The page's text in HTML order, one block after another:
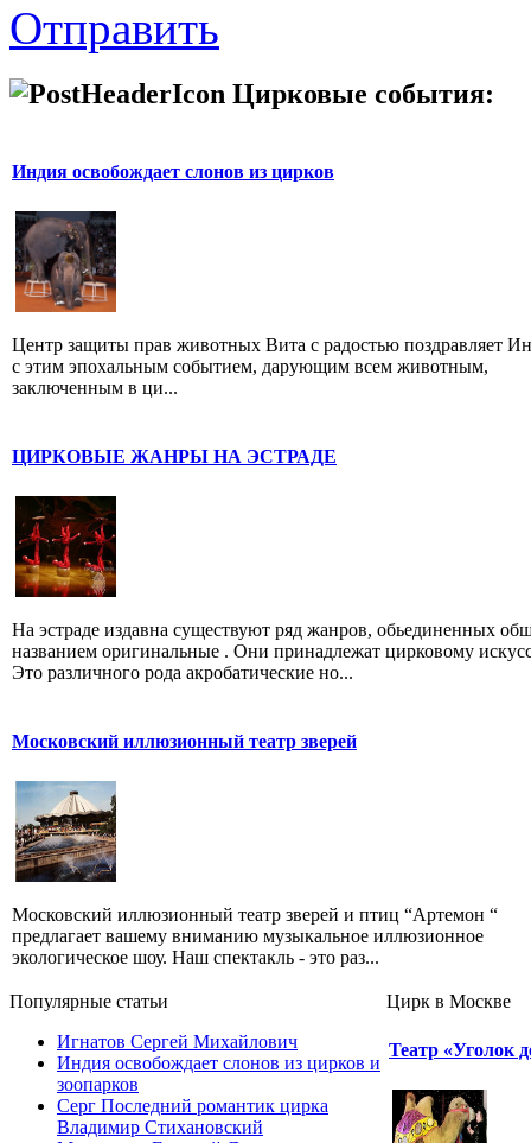
Отправить
Цирковые события:
Индия освобождает слонов из цирков
Центр защиты прав животных Вита с радостью поздравляет
с этим эпохальным событием, дарующим всем животным,
заключенным в ци...
ЦИРКОВЫЕ ЖАНРЫ НА ЭСТРАДЕ
На эстраде издавна существуют ряд жанров, обьединенных
названием оригинальные . Они принадлежат цирковому
Это различного рода акробатические но...
Московский иллюзионный театр зверей
Московский иллюзионный театр зверей и птиц “Артемон “
предлагает вашему вниманию музыкальное иллюзионное
экологическое шоу. Наш спектакль - это раз...
Популярные cтатьи
Игнатов Сергей Михайлович
Индия освобождает слонов из цирков и
зоопарков
Серг Последний романтик цирка
Владимир Стихановский
Цирк в Москве
Театр «Уголок